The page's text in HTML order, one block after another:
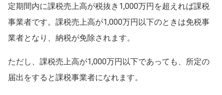
定期間内に課税売上高が税抜き1,000万円を超えれば課税
事業者です。課税売上高が1,000万円以下のときは免税事
業者となり、納税が免除されます。
ただし、課税売上高が1,000万円以下であっても、所定の
届出をすると課税事業者になれます。